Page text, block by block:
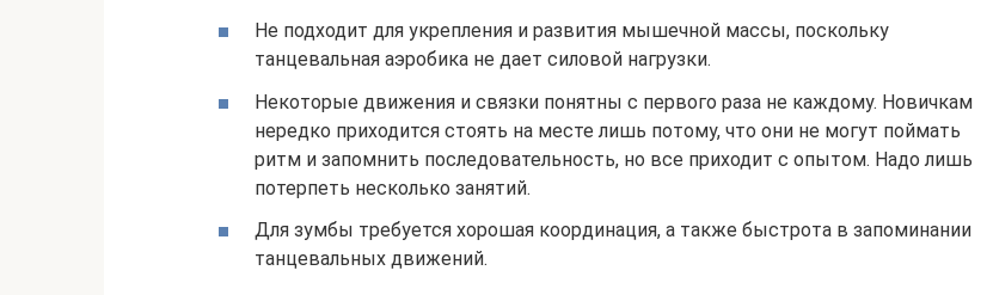
Не подходит для укрепления и развития мышечной массы, поскольку
танцевальная аэробика не дает силовой нагрузки.
Некоторые движения и связки понятны с первого раза не каждому. Новичкам
нередко приходится стоять на месте лишь потому, что они не могут поймать
ритм и запомнить последовательность, но все приходит с опытом. Надо лишь
потерпеть несколько занятий.
Для зумбы требуется хорошая координация, а также быстрота в запоминании
танцевальных движений.